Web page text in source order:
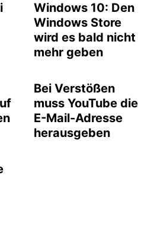
Windows 10: Den
Windows Store
wird es bald nicht
mehr geben
Bei Verstößen
muss YouTube die
E-Mail-Adresse
herausgeben